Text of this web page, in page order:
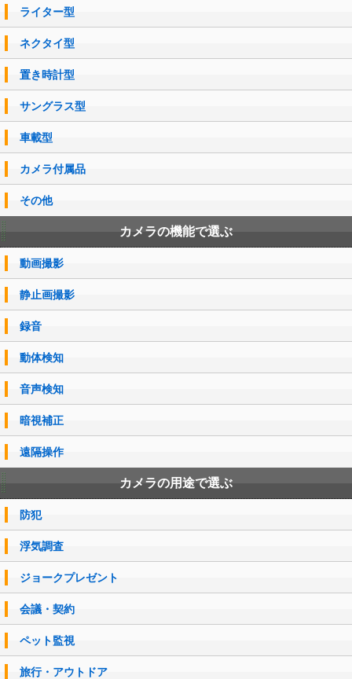
ライター型
ネクタイ型
置き時計型
サングラス型
車載型
カメラ付属品
その他
カメラの機能で選ぶ
動画撮影
静止画撮影
録音
動体検知
音声検知
暗視補正
遠隔操作
カメラの用途で選ぶ
防犯
浮気調査
ジョークプレゼント
会議・契約
ペット監視
旅行・アウトドア